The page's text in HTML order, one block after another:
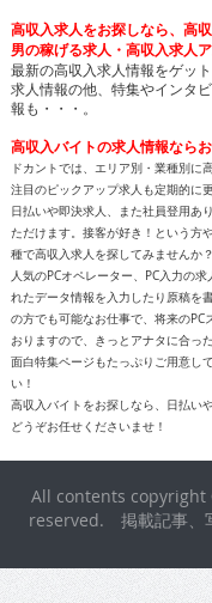
高収入求人をお探しなら、高
男の稼げる求人・高収入求人
最新の高収入求人情報をゲッ
求人情報の他、特集やインタ
報も・・・。
高収入バイトの求人情報なら
ドカントでは、エリア別・業種別に
注目のピックアップ求人も定期的に
日払いや即決求人、また社員登用あ
ただけます。接客が好き！という方
種で高収入求人を探してみませんか？
人気のPCオペレーター、PC入力の
れたデータ情報を入力したり原稿を
の方でも可能なお仕事で、将来の
おりますので、きっとアナタに合っ
面白特集ページもたっぷりご用意し
い！
高収入バイトをお探しなら、日払い
どうぞお任せくださいませ！
All contents copyright
reserved. 掲載記事、